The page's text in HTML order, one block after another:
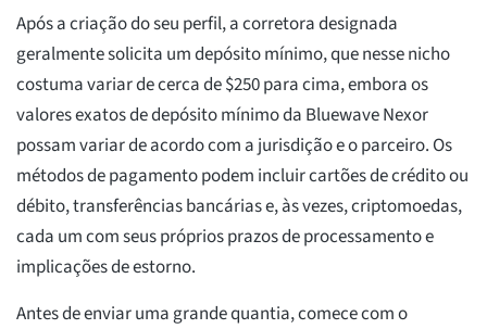
Após a criação do seu perfil, a corretora designada
geralmente solicita um depósito mínimo, que nesse nicho
costuma variar de cerca de $250 para cima, embora os
valores exatos de depósito mínimo da Bluewave Nexor
possam variar de acordo com a jurisdição e o parceiro. Os
métodos de pagamento podem incluir cartões de crédito ou
débito, transferências bancárias e, às vezes, criptomoedas,
cada um com seus próprios prazos de processamento e
implicações de estorno.
Antes de enviar uma grande quantia, comece com o